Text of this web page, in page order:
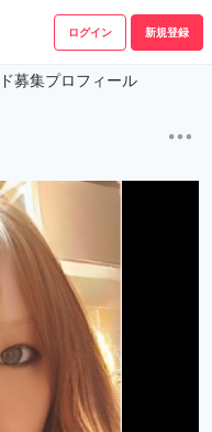
ログイン 新規登録
募集プロフィール